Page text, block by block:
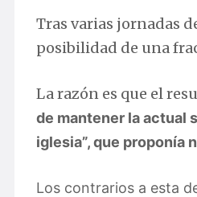
Tras varias jornadas
posibilidad de una
La razón es que el
de mantener la actual
iglesia”, que proponía
Los contrarios a esta